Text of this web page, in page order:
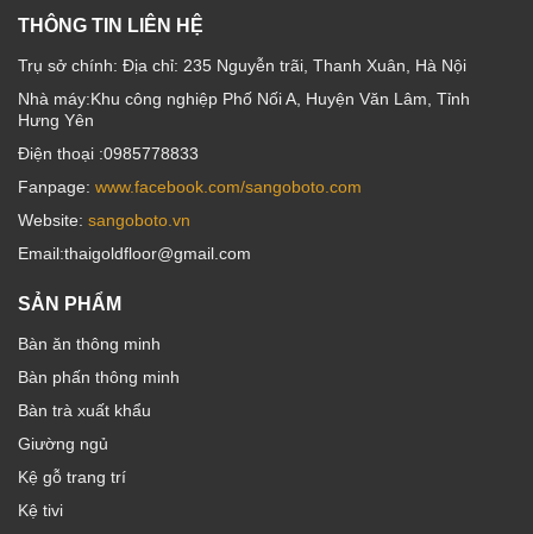
THÔNG TIN LIÊN HỆ
Trụ sở chính: Địa chỉ: 235 Nguyễn trãi, Thanh Xuân, Hà Nội
Nhà máy:Khu công nghiệp Phố Nối A, Huyện Văn Lâm, Tỉnh
Hưng Yên
Điện thoại :0985778833
Fanpage: www.facebook.com/sangoboto.com
Website: sangoboto.vn
Email:thaigoldfloor@gmail.com
SẢN PHẨM
Bàn ăn thông minh
Bàn phấn thông minh
Bàn trà xuất khẩu
Giường ngủ
Kệ gỗ trang trí
Kệ tivi